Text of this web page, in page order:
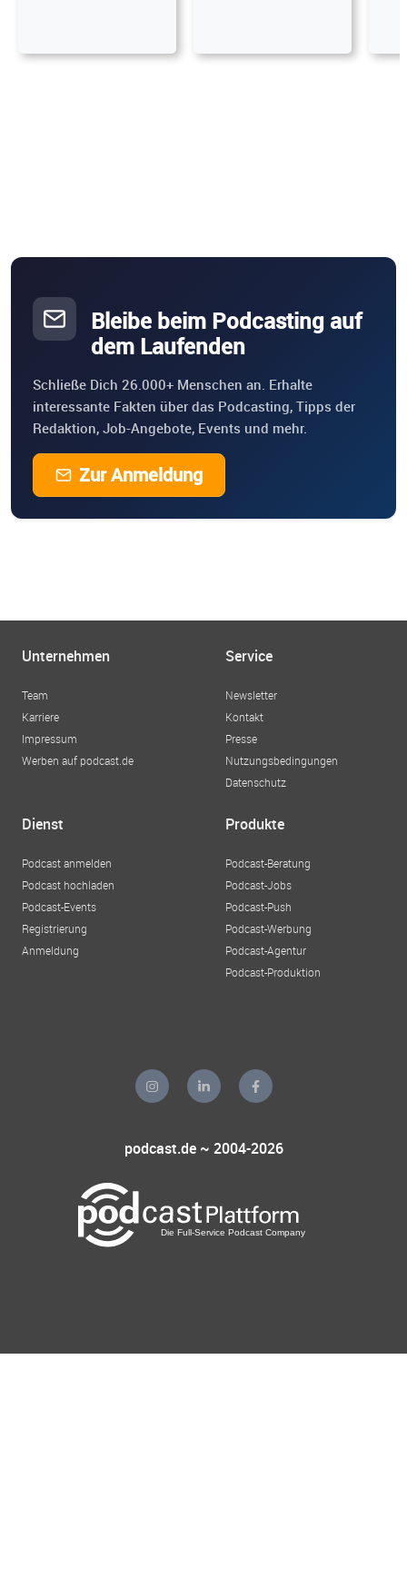
Bleibe beim Podcasting auf
dem Laufenden
Schließe Dich 26.000+ Menschen an. Erhalte
interessante Fakten über das Podcasting, Tipps der
Redaktion, Job-Angebote, Events und mehr.
Zur Anmeldung
Unternehmen
Team
Karriere
Impressum
Werben auf podcast.de
Service
Newsletter
Kontakt
Presse
Nutzungsbedingungen
Datenschutz
Dienst
Podcast anmelden
Podcast hochladen
Podcast-Events
Registrierung
Anmeldung
Produkte
Podcast-Beratung
Podcast-Jobs
Podcast-Push
Podcast-Werbung
Podcast-Agentur
Podcast-Produktion
podcast.de ~ 2004-2026